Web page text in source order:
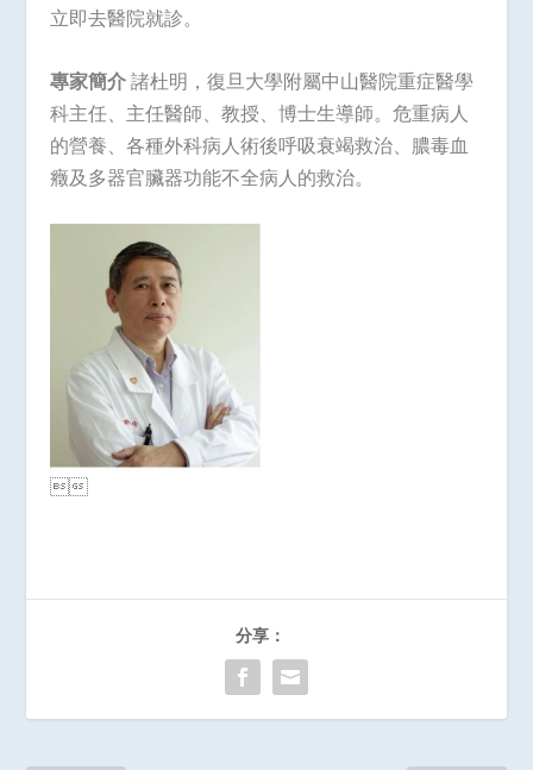
立即去醫院就診。
專家簡介諸杜明，復旦大學附屬中山醫院重症醫學
科主任、主任醫師、教授、博士生導師。危重病人
的營養、各種外科病人術後呼吸衰竭救治、膿毒血
癥及多器官臟器功能不全病人的救治。

分享：